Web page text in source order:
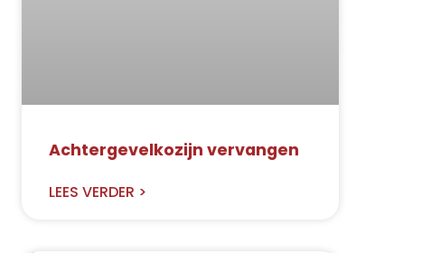
Achtergevelkozijn vervangen
LEES VERDER >